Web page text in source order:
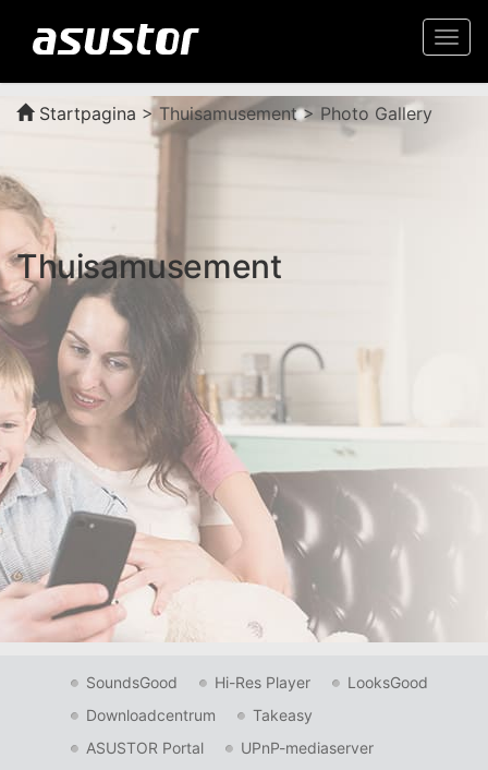
Startpagina > Thuisamusement > Photo Gallery
Thuisamusement
SoundsGood Hi-Res Player
LooksGood
Downloadcentrum
Takeasy
ASUSTOR Portal
UPnP-mediaserver